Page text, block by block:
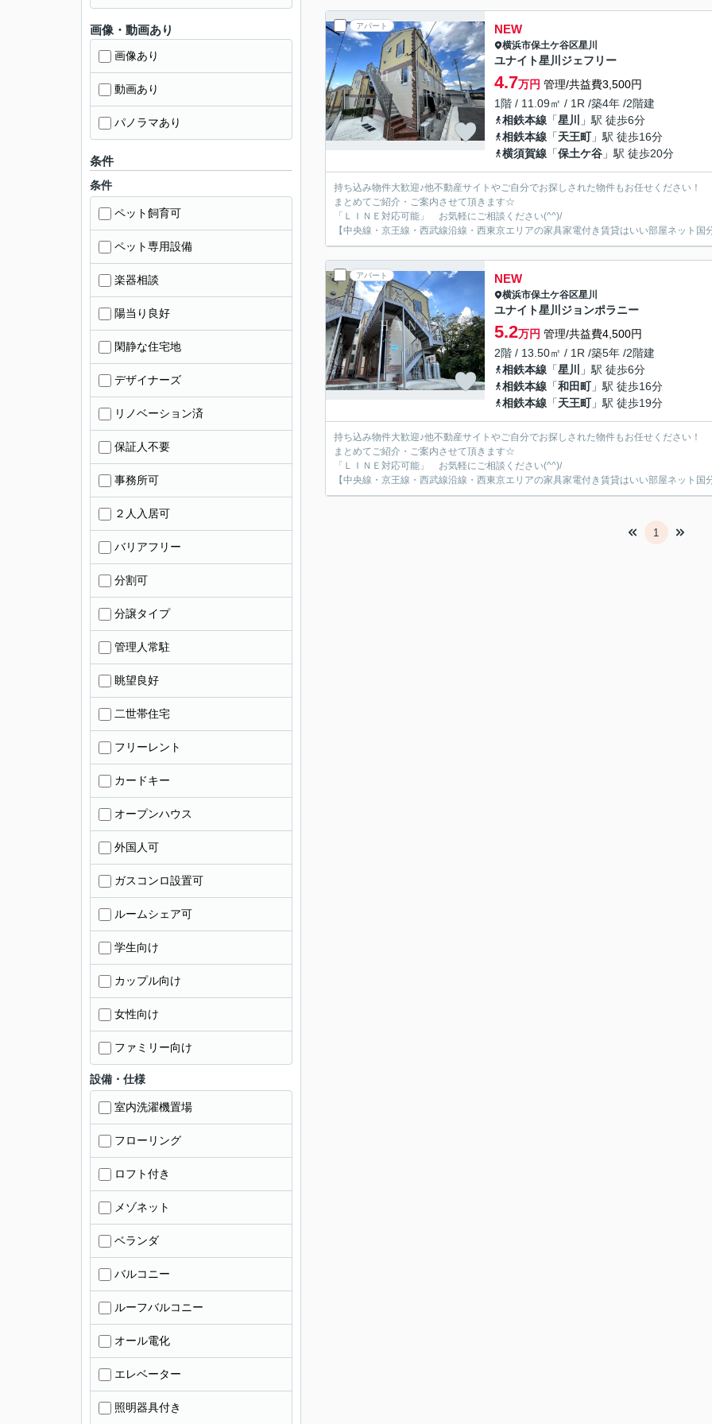
アパート NEW
横浜市保土ケ谷区星川
ユナイト星川ジェフリー
4.7万円 管理/共益費3,500円
1階 / 11.09㎡ / 1R /築4年 /2階建
相鉄本線 「星川
」駅 徒歩6分
相鉄本線 「天王町」駅 徒歩16分
横須賀線 「保土ケ谷 」駅 徒歩20分
持ち込み物件大歓迎♪他不動産サイトやご自分でお探しされた物件もお任せください！
まとめてご紹介・ご案内させて頂きます☆
「ＬＩＮＥ対応可能」 お気軽にご相談ください(^^)/
【中央線・京王線・西武線沿線・西東京エリアの家具家電付き賃貸はいい部屋ネット国
アパート NEW
横浜市保土ケ谷区星川
ユナイト星川ジョンポラニー
5.2万円 管理/共益費4,500円
2階 / 13.50㎡ / 1R /築5年 /2階建
相鉄本線 「星川
」駅 徒歩6分
相鉄本線 「和田町」駅 徒歩16分
相鉄本線 「天王町」駅 徒歩19分
持ち込み物件大歓迎♪他不動産サイトやご自分でお探しされた物件もお任せください！
まとめてご紹介・ご案内させて頂きます☆
「ＬＩＮＥ対応可能」 お気軽にご相談ください(^^)/
【中央線・京王線・西武線沿線・西東京エリアの家具家電付き賃貸はいい部屋ネット国
1
画像・動画あり
画像あり
動画あり
パノラマあり
条件
条件
ペット飼育可
ペット専用設備
楽器相談
陽当り良好
閑静な住宅地
デザイナーズ
リノベーション済
保証人不要
事務所可
２人入居可
バリアフリー
分割可
分譲タイプ
管理人常駐
眺望良好
二世帯住宅
フリーレント
カードキー
オープンハウス
外国人可
ガスコンロ設置可
ルームシェア可
学生向け
カップル向け
女性向け
ファミリー向け
設備・仕様
室内洗濯機置場
フローリング
ロフト付き
メゾネット
ベランダ
バルコニー
ルーフバルコニー
オール電化
エレベーター
照明器具付き